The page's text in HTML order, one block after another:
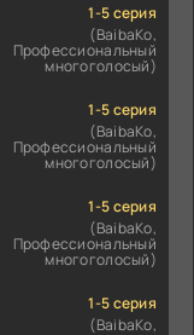
1-5 серия
(BaibaKo,
Профессиональный
многоголосый)
1-5 серия
(BaibaKo,
Профессиональный
многоголосый)
1-5 серия
(BaibaKo,
Профессиональный
многоголосый)
1-5 серия
(BaibaKo,